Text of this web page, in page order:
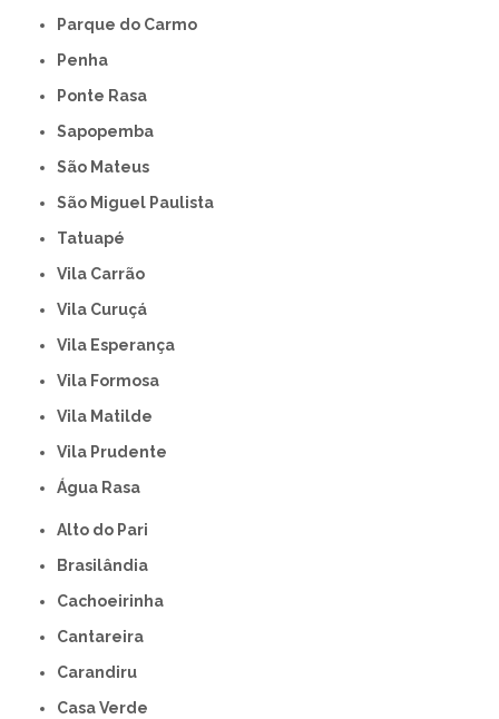
Parque do Carmo
Penha
Ponte Rasa
Sapopemba
São Mateus
São Miguel Paulista
Tatuapé
Vila Carrão
Vila Curuçá
Vila Esperança
Vila Formosa
Vila Matilde
Vila Prudente
Água Rasa
Alto do Pari
Brasilândia
Cachoeirinha
Cantareira
Carandiru
Casa Verde